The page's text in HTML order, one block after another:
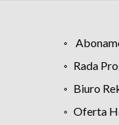
Rada
Biuro
Oferta